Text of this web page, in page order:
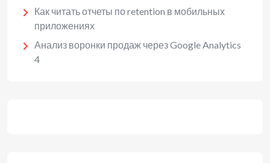
Как читать отчеты по retention в мобильных
приложениях
Анализ воронки продаж через Google Analytics
4